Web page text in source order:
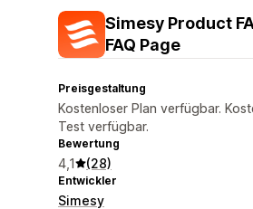
Simesy Product
FAQ Page
Preisgestaltung
Kostenloser Plan verfügbar.
Test verfügbar.
Bewertung
4,1 (28)
Entwickler
Simesy